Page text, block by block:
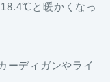
と暖かくなっ
ーディガンやライ